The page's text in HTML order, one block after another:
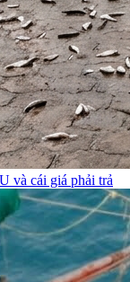
và cái giá phải trả